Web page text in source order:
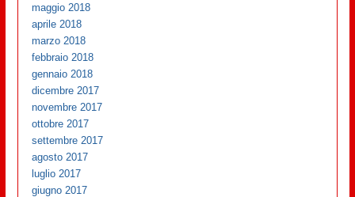
maggio 2018
aprile 2018
marzo 2018
febbraio 2018
gennaio 2018
dicembre 2017
novembre 2017
ottobre 2017
settembre 2017
agosto 2017
luglio 2017
giugno 2017